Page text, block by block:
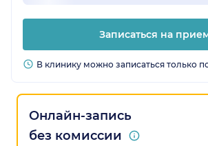
Записаться на
В клинику можно записаться только
Онлайн-запись
без комиссии